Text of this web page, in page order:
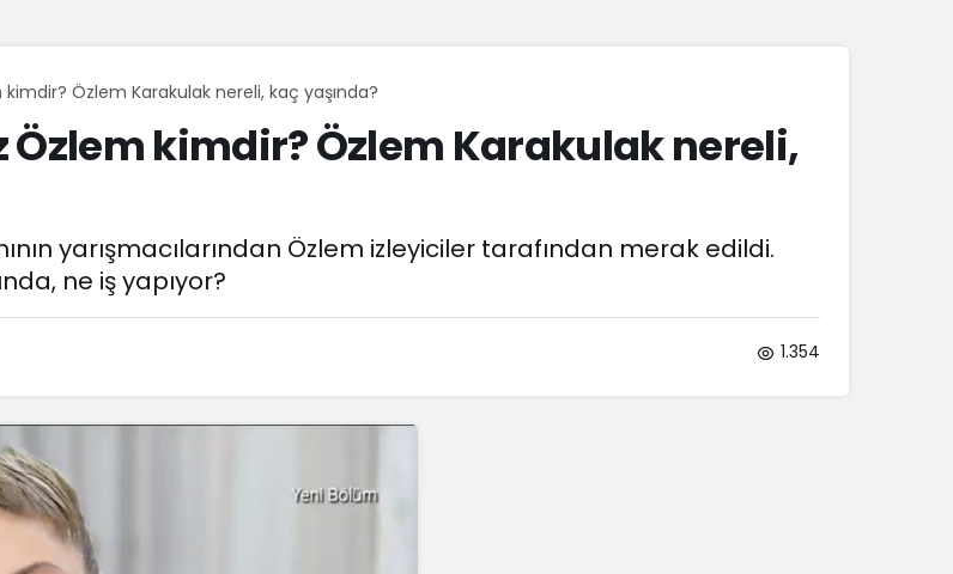
Özlem Karakulak nereli, kaç yaşında?
Özlem kimdir? Özlem Karakulak nereli,
yarışmacılarından Özlem izleyiciler tarafından merak edildi.
ne iş yapıyor?
1.354